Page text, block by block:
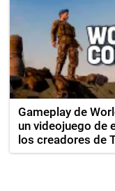
Gameplay de
un videojuego de
los creadores de